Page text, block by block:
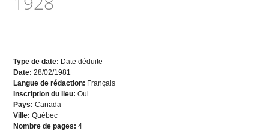
Type de date: Date déduite
Date:28/02/1981
Langue de rédaction: Français
Inscription du lieu:Oui
Pays:Canada
Ville:Québec
Nombre de pages:4